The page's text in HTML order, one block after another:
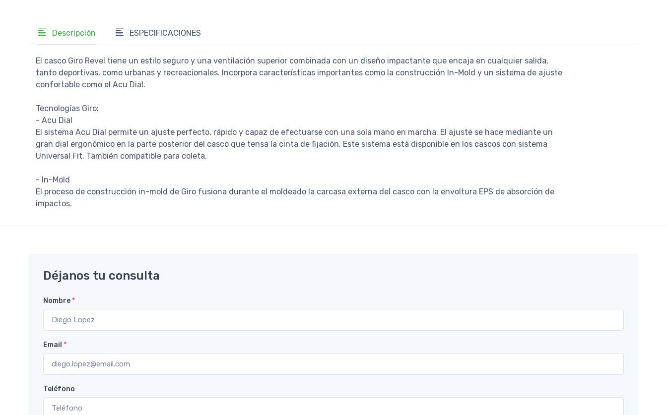
Descripción ESPECIFICACIONES
El casco Giro Revel tiene un estilo seguro y una ventilación superior combinada con un diseño impactante que encaja en cualquier salida,
tanto deportivas, como urbanas y recreacionales. Incorpora características importantes como la construcción In-Mold y un sistema de ajuste
confortable como el Acu Dial.
Tecnologías Giro:
- Acu Dial
El sistema Acu Dial permite un ajuste perfecto, rápido y capaz de efectuarse con una sola mano en marcha. El ajuste se hace mediante un
gran dial ergonómico en la parte posterior del casco que tensa la cinta de fijación. Este sistema está disponible en los cascos con sistema
Universal Fit. También compatible para coleta.
- In-Mold
El proceso de construcción in-mold de Giro fusiona durante el moldeado la carcasa externa del casco con la envoltura EPS de absorción de
impactos.
Déjanos tu consulta
Nombre*
Email *
Teléfono